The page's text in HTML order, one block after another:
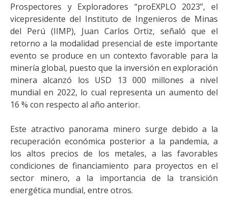
Prospectores y Exploradores “proEXPLO 2023”, el
vicepresidente del Instituto de Ingenieros de Minas
del Perú (IIMP), Juan Carlos Ortiz, señaló que el
retorno a la modalidad presencial de este importante
evento se produce en un contexto favorable para la
minería global, puesto que la inversión en exploración
minera alcanzó los USD 13 000 millones a nivel
mundial en 2022, lo cual representa un aumento del
16 % con respecto al año anterior.
Este atractivo panorama minero surge debido a la
recuperación económica posterior a la pandemia, a
los altos precios de los metales, a las favorables
condiciones de financiamiento para proyectos en el
sector minero, a la importancia de la transición
energética mundial, entre otros.